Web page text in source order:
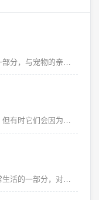
狗狗的眼睛是我们与它们沟通的重要窗口，但有时它们会因为各种原因出现红肿发炎的情况，这种情况不仅影响狗...
在现代社会，养宠物已经成为许多家庭日常生活的一部分，对于许多人来说，拥有一只可爱的狗狗不仅仅是一种乐...